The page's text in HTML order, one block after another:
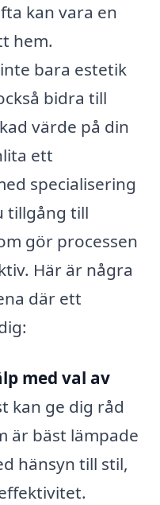
kan vara en
hem.
bara estetik
bidra till
värde på din
ett
specialisering
tillgång till
gör processen
Här är några
där ett
med val av
kan ge dig råd
är bäst lämpade
hänsyn till stil,